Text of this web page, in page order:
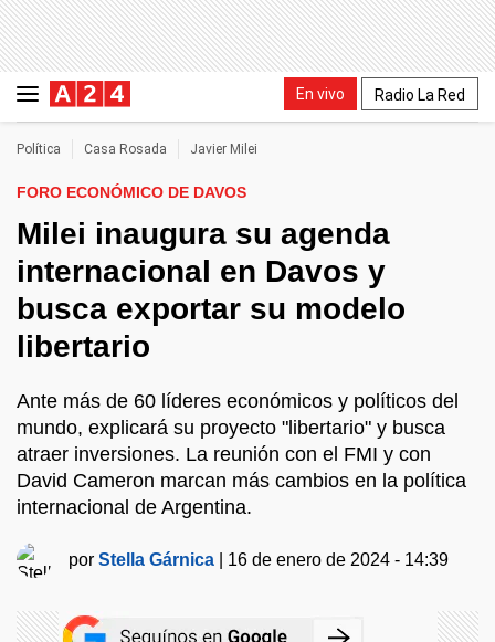
En vivo Radio La Red
Política Casa Rosada Javier Milei
FORO ECONÓMICO DE DAVOS
Milei inaugura su agenda
internacional en Davos y
busca exportar su modelo
libertario
Ante más de 60 líderes económicos y políticos del
mundo, explicará su proyecto "libertario" y busca
atraer inversiones. La reunión con el FMI y con
David Cameron marcan más cambios en la política
internacional de Argentina.
porStella Gárnica 16 de enero de 2024 - 14:39